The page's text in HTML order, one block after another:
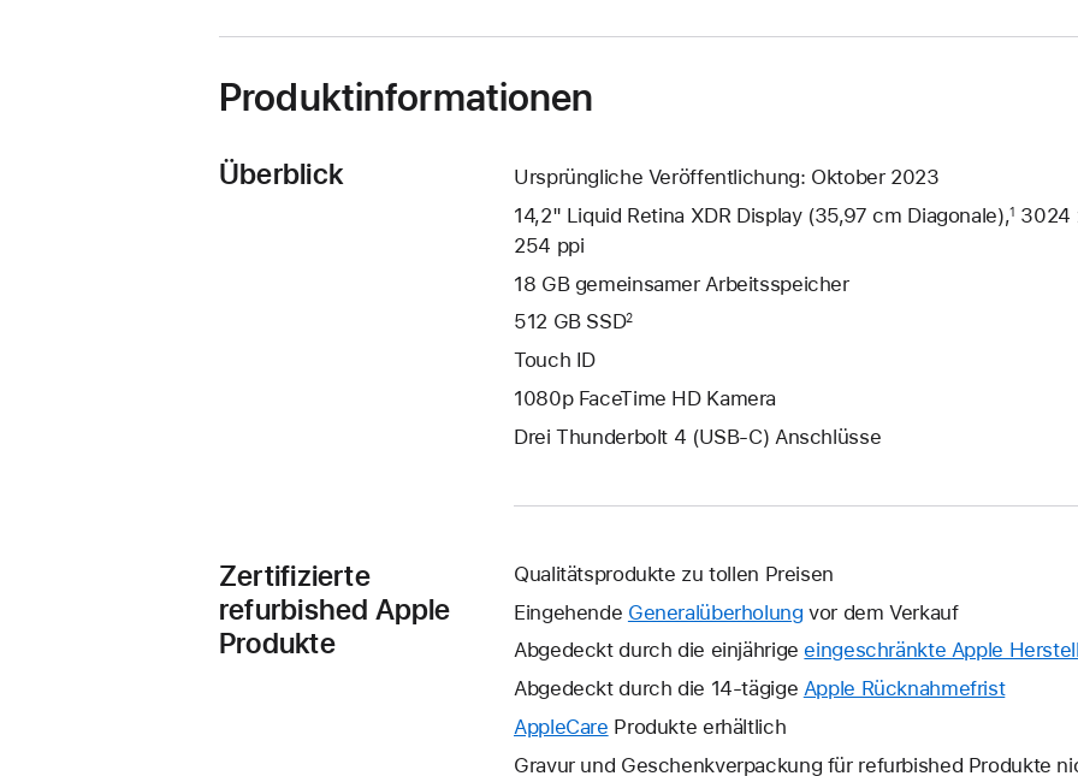
Produktinformationen
Überblick
Ursprüngliche Veröffentlichung: Oktober 2023
14,2" Liquid Retina XDR Display (35,97 cm Diagonale),1 3024
254 ppi
18 GB gemeinsamer Arbeits­speicher
512 GB SSD2
Touch ID
1080p FaceTime HD Kamera
Drei Thunderbolt 4 (USB‑C) Anschlüsse
Zertifizierte
refurbished Apple
Produkte
Qualitätsprodukte zu tollen Preisen
Eingehende Generalüberholung vor dem Verkauf
Abgedeckt durch die einjährige eingeschränkte Apple
Abgedeckt durch die 14-tägige Apple RücknahmefristEin
AppleCare Ein
neues
Produkte erhältlich
Gravur und Geschenkverpackung für refurbished Produkte